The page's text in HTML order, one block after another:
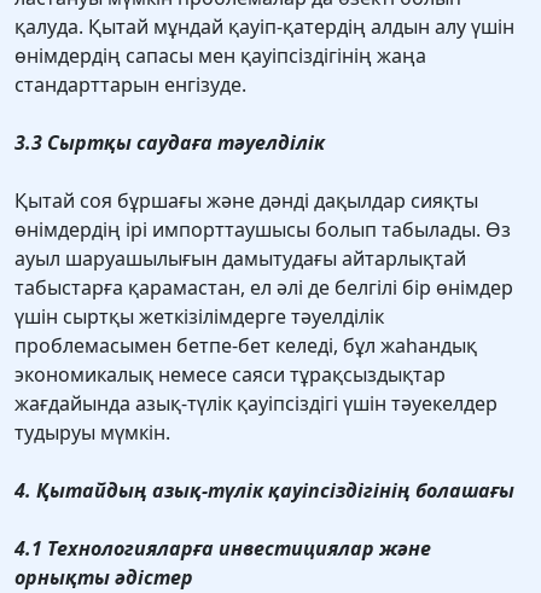
қалуда. Қытай мұндай қауіп-қатердің алдын алу үшін
өнімдердің сапасы мен қауіпсіздігінің жаңа
стандарттарын енгізуде.
3.3 Сыртқы саудаға тәуелділік
Қытай соя бұршағы және дәнді дақылдар сияқты
өнімдердің ірі импорттаушысы болып табылады. Өз
ауыл шаруашылығын дамытудағы айтарлықтай
табыстарға қарамастан, ел әлі де белгілі бір өнімдер
үшін сыртқы жеткізілімдерге тәуелділік
проблемасымен бетпе-бет келеді, бұл жаһандық
экономикалық немесе саяси тұрақсыздықтар
жағдайында азық-түлік қауіпсіздігі үшін тәуекелдер
тудыруы мүмкін.
4. Қытайдың азық-түлік қауіпсіздігінің болашағы
4.1 Технологияларға инвестициялар және
орнықты әдістер